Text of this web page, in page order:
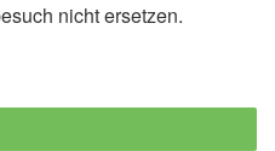
gut bacteria of
infarction, angina
nicht ersetzen.